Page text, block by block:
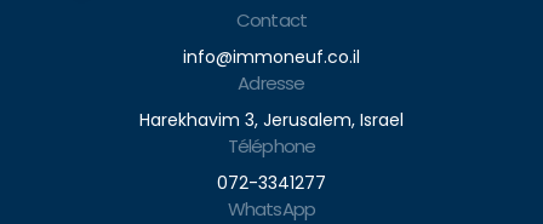
Contact
info@immoneuf.co.il
Adresse
Harekhavim 3, Jerusalem, Israel
Téléphone
072-3341277
WhatsApp